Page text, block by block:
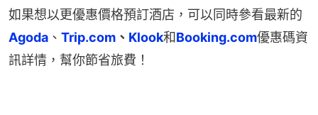
如果想以更優惠價格預訂酒店，可以同時參看最新的
Agoda 、 Trip.com 、 Klook和Booking.com優惠碼資
訊詳情，幫你節省旅費！